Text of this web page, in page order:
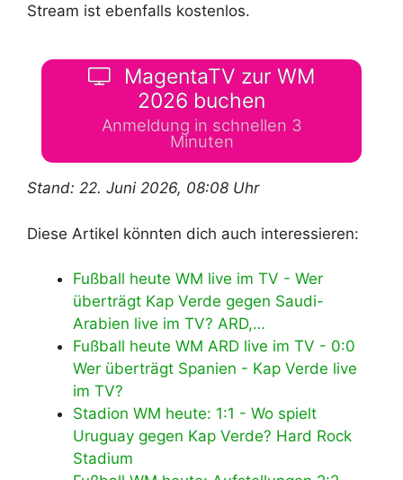
Stream ist ebenfalls kostenlos.
MagentaTV zur WM
2026 buchen
Anmeldung in schnellen 3
Minuten
Stand: 22. Juni 2026, 08:08 Uhr
Diese Artikel könnten dich auch interessieren:
Fußball heute WM live im TV - Wer
überträgt Kap Verde gegen Saudi-
Arabien live im TV? ARD,…
Fußball heute WM ARD live im TV - 0:0
Wer überträgt Spanien - Kap Verde live
im TV?
Stadion WM heute: 1:1 - Wo spielt
Uruguay gegen Kap Verde? Hard Rock
Stadium